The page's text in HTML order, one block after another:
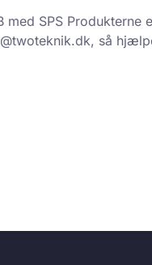
SPS Produkterne
så